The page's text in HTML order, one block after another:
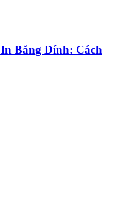
Băng Dính: Cách